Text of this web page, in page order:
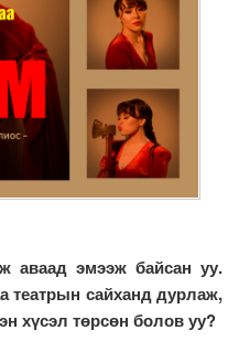
аваад эмээж байсан уу.
театрын сайханд дурлаж,
хүсэл төрсөн болов уу?